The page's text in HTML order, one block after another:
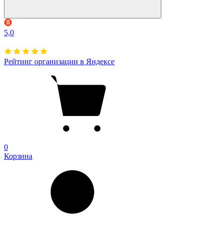
5,0
Рейтинг организации в Яндексе
0
Корзина